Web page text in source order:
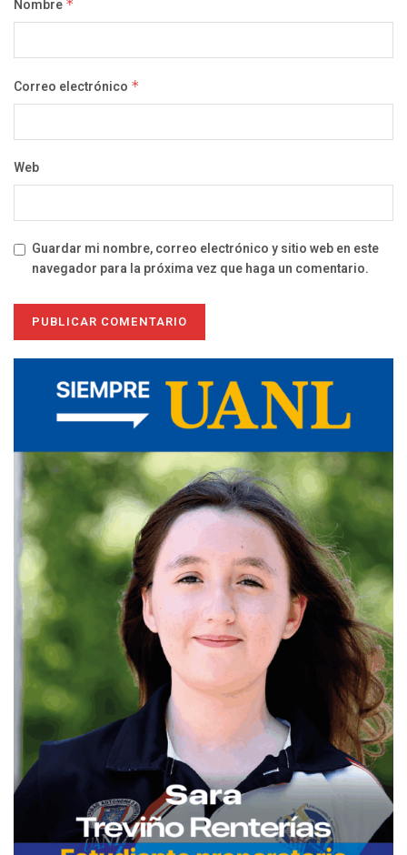
Nombre *
Correo electrónico *
Web
Guardar mi nombre, correo electrónico y sitio web en este
navegador para la próxima vez que haga un comentario.